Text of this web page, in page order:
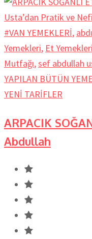
#VAN YEMEKLERİ,
Yemekleri, Et Yemekleri
Mutfağı,sef abdullah
YAPILAN BÜTÜN
YENİ TARİFLER
ARPACIK
Abdullah